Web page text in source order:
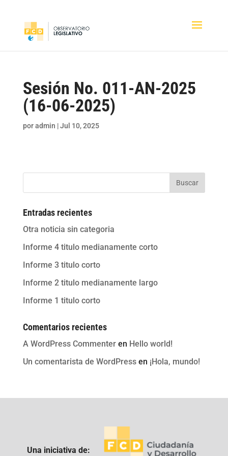
Sesión No. 011-AN-2025
(16-06-2025)
poradmin |Jul 10, 2025
Buscar
Entradas recientes
Otra noticia sin categoria
Informe 4 titulo medianamente corto
Informe 3 titulo corto
Informe 2 titulo medianamente largo
Informe 1 titulo corto
Comentarios recientes
A WordPress Commenteren Hello world!
Un comentarista de WordPressen ¡Hola, mundo!
Una iniciativa de: